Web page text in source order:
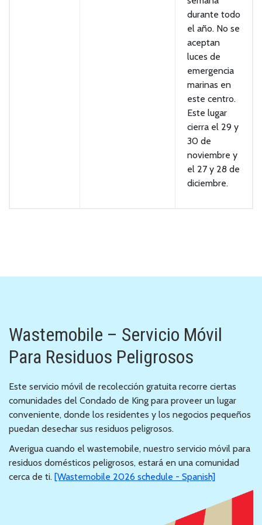
durante todo
el año. No se
aceptan
luces de
emergencia
marinas en
este centro.
Este lugar
cierra el 29 y
30 de
noviembre y
el 27 y 28 de
diciembre.
Wastemobile – Servicio Móvil
Para Residuos Peligrosos
Este servicio móvil de recolección gratuita recorre ciertas
comunidades del Condado de King para proveer un lugar
conveniente, donde los residentes y los negocios pequeños
puedan desechar sus residuos peligrosos.
Averigua cuando el wastemobile, nuestro servicio móvil para
residuos domésticos peligrosos, estará en una comunidad
cerca de ti. [Wastemobile 2026 schedule - Spanish]